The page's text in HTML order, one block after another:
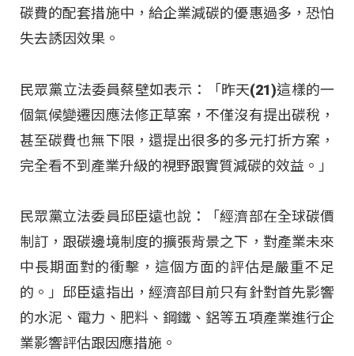
碳費的配套措施中，給企業減碳的優惠過多，恐怕
失去誘因效果。
民眾黨立法委員蔡壁如表示：「昨天(21)這樣的一
個氣候變遷因應法修正草案，不僅沒有提出碳稅，
甚至碳費也無下限，還提出很多的多元打折方案，
完全看不到產業升級的視野跟實質減碳的效益。」
民眾黨立法委員邱臣遠也說：「經濟部在全球碳價
制訂，跟碳邊境制度的擴張背景之下，對產業未來
中長期面對的衝擊，這個方面的評估是嚴重不足
的。」邱臣遠指出，經濟部目前只有針對首先影響
的水泥、電力、肥料、鋼鐵、鋁等五項產業進行企
業影響評估跟因應措施。